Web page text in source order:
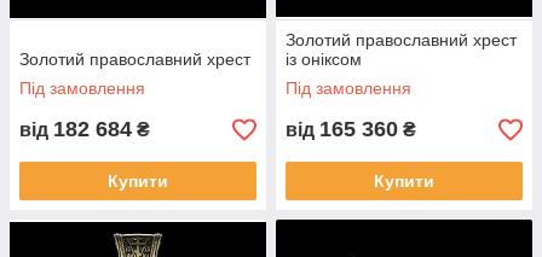
Золотий православний хрест
Під замовлення
від 182 684 ₴
Купити
Золотий православний хрест
із оніксом
Під замовлення
від 165 360 ₴
Купити